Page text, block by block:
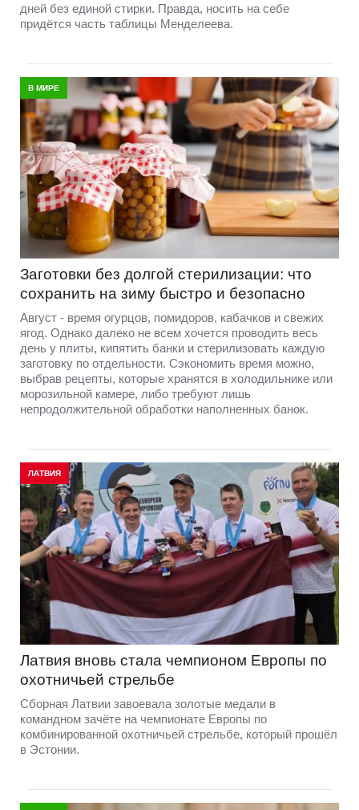
дней без единой стирки. Правда, носить на себе
придётся часть таблицы Менделеева.
В МИРЕ
Заготовки без долгой стерилизации: что
сохранить на зиму быстро и безопасно
Август - время огурцов, помидоров, кабачков и свежих
ягод. Однако далеко не всем хочется проводить весь
день у плиты, кипятить банки и стерилизовать каждую
заготовку по отдельности. Сэкономить время можно,
выбрав рецепты, которые хранятся в холодильнике или
морозильной камере, либо требуют лишь
непродолжительной обработки наполненных банок.
ЛАТВИЯ
Латвия вновь стала чемпионом Европы по
охотничьей стрельбе
Сборная Латвии завоевала золотые медали в
командном зачёте на чемпионате Европы по
комбинированной охотничьей стрельбе, который прошёл
в Эстонии.